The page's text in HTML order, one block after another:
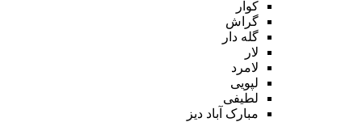
کوار
گراش
گله دار
لار
لامرد
لپویی
لطیفی
مبارک آباد دیز